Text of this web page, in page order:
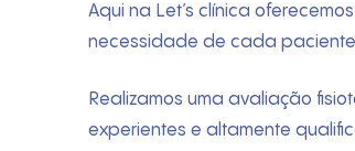
Aqui na Let’s clínica
necessidade de cada
Realizamos uma avaliação
experientes e altamente